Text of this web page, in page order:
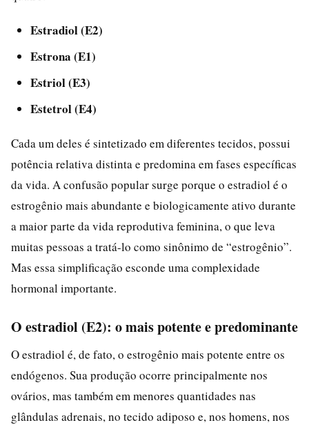
Estradiol (E2)
Estrona (E1)
Estriol (E3)
Estetrol (E4)
Cada um deles é sintetizado em diferentes tecidos, possui
potência relativa distinta e predomina em fases específicas
da vida. A confusão popular surge porque o estradiol é o
estrogênio mais abundante e biologicamente ativo durante
a maior parte da vida reprodutiva feminina, o que leva
muitas pessoas a tratá-lo como sinônimo de “estrogênio”.
Mas essa simplificação esconde uma complexidade
hormonal importante.
O estradiol (E2): o mais potente e predominante
O estradiol é, de fato, o estrogênio mais potente entre os
endógenos. Sua produção ocorre principalmente nos
ovários, mas também em menores quantidades nas
glândulas adrenais, no tecido adiposo e, nos homens, nos